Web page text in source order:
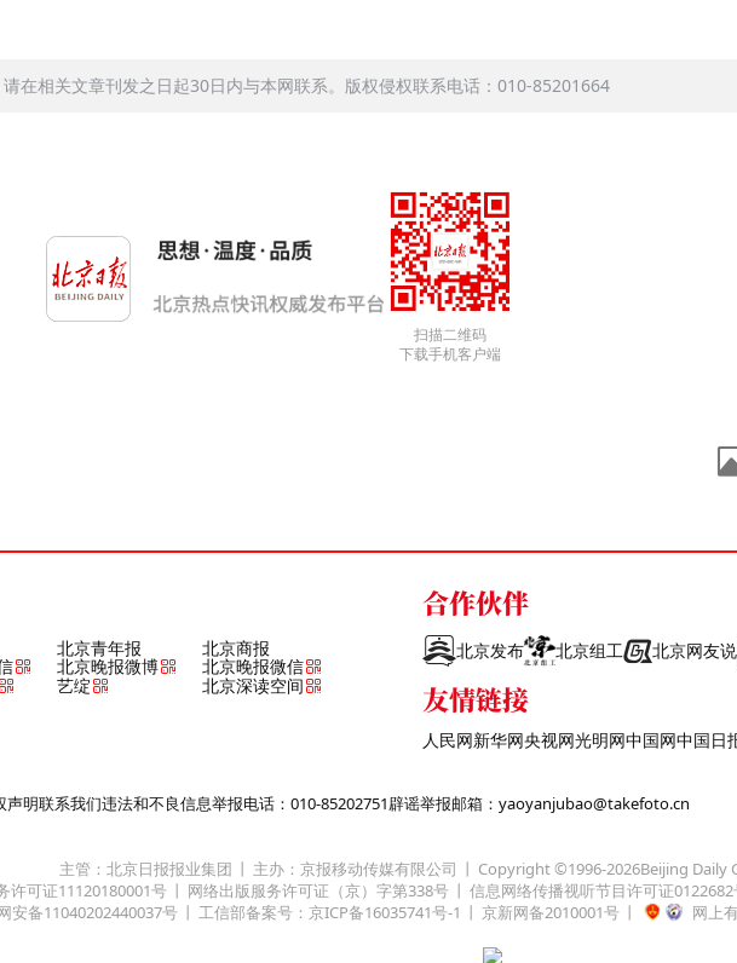
在相关文章刊发之日起30日内与本网联系。版权侵权联系电话：010-85201664
扫描二维码
下载手机客户端
北京青年报 北京商报
北京晚报微博
北京晚报微信
艺绽 北京深读空间
合作伙伴
北京发布 北京组工 北京网友说
友情链接
人民网新华网央视网光明网中国网中国日
声明联系我们违法和不良信息举报电话：010-85202751辟谣举报邮箱：yaoyanjubao@takefoto.cn
主管：北京日报报业集团 主办：京报移动传媒有限公司 Copyright ©1996-2026Beijing Daily
许可证11120180001号
网络出版服务许可证（京）字第338号 信息网络传播视听节目许可证
安备11040202440037号
工信部备案号：京ICP备16035741号-1 京新网备2010001号 网上